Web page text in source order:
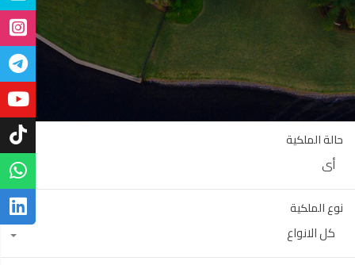
حالة الملكية
أي
نوع الملكية
كل الانواع